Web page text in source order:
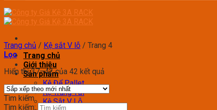
Trang chủ
Giới thiệu
Sản phẩm
Kệ Để Pallet
Kệ Trung Tải
Kệ Sắt V Lỗ
Trang chủ / Kệ sắt V lỗ / Trang 4
Lọc
Hiển thị 37–42 của 42 kết quả
Tìm kiếm
Tìm kiếm: